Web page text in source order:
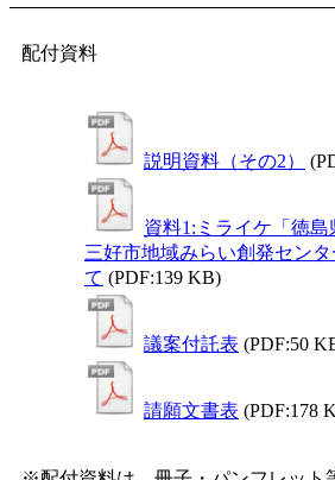
配付資料
説明資料（その2）
資料1:ミライケ「徳島
三好市地域みらい創発セン
て (PDF:139 KB)
議案付託表 (PDF:50
請願文書表 (PDF:178